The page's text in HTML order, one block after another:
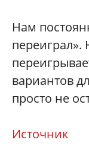
Нам
переиграл».
вариантов
просто не
Источник